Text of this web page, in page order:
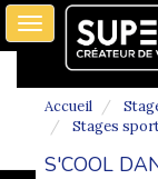
Toggle
navigation
Accueil
Stages
S'COOL